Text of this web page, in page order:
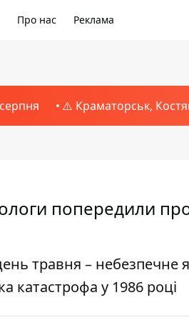
Про нас Реклама
⚠️ Краматорськ,
попередили
травня – небезпечне
катастрофа у 1986 році